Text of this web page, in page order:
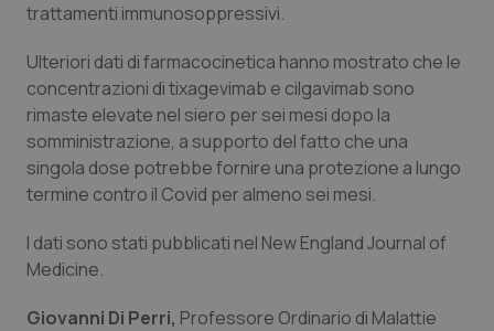
Marche
Molise
Piemonte
Provincia Autonoma di Bolzano
Provincia Autonoma di Trento
Puglia
Donna & Salute
Epatiti
HIV
Infezioni & Febbre
Ipertensione & Scompenso
Malattie rare
trattamenti immunosoppressivi.
Ulteriori dati di farmacocinetica hanno mostrato che le
concentrazioni di tixagevimab e cilgavimab sono
rimaste elevate nel siero per sei mesi dopo la
somministrazione, a supporto del fatto che una
singola dose potrebbe fornire una protezione a lungo
termine contro il Covid per almeno sei mesi.
I dati sono stati pubblicati nel New England Journal of
Medicine.
Giovanni Di Perri, Professore Ordinario di Malattie